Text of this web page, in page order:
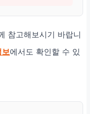
참고해보시기 바랍니
보에서도 확인할 수 있